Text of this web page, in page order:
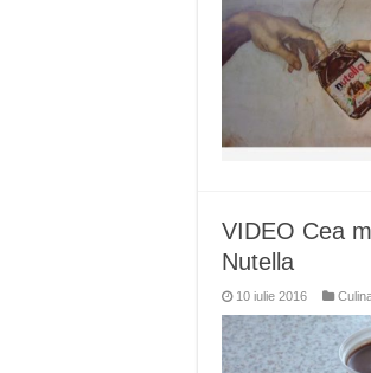
VIDEO Cea
Nutella
10 iulie 2016